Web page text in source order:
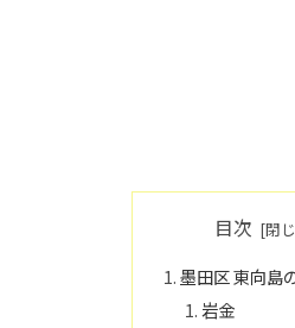
目次
墨田区 東向島
岩金